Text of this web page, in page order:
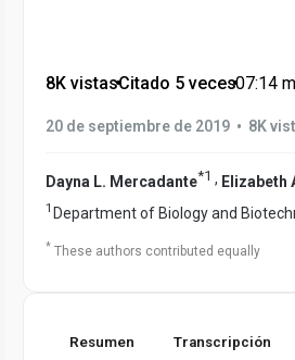
8K vistas•Citado 5 veces•07:14
20 de septiembre de 2019 • 8K
Dayna L. Mercadante*1 , Elizabeth
1 Department of Biology and
* These authors contributed equally
Resumen Transcripción